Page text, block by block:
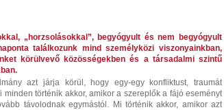
„horzsolásokkal”, begyógyult és nem begyógyult
találkozunk mind személyközi viszonyainkban,
körülvevő közösségekben és a társadalmi szintű
azt járja körül, hogy egy-egy konfliktust, traumát
minden történik akkor, amikor a szereplők a fájó eseményt
távolodnak egymástól. Mi történik akkor, amikor azt